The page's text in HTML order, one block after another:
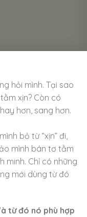
hỏi mình. Tại sao
xịn? Còn có
hơn, sang hơn.
bỏ từ “xịn” đi,
mình bán tơ tằm
minh. Chỉ có những
mới dùng từ đó
từ đó nó phù hợp